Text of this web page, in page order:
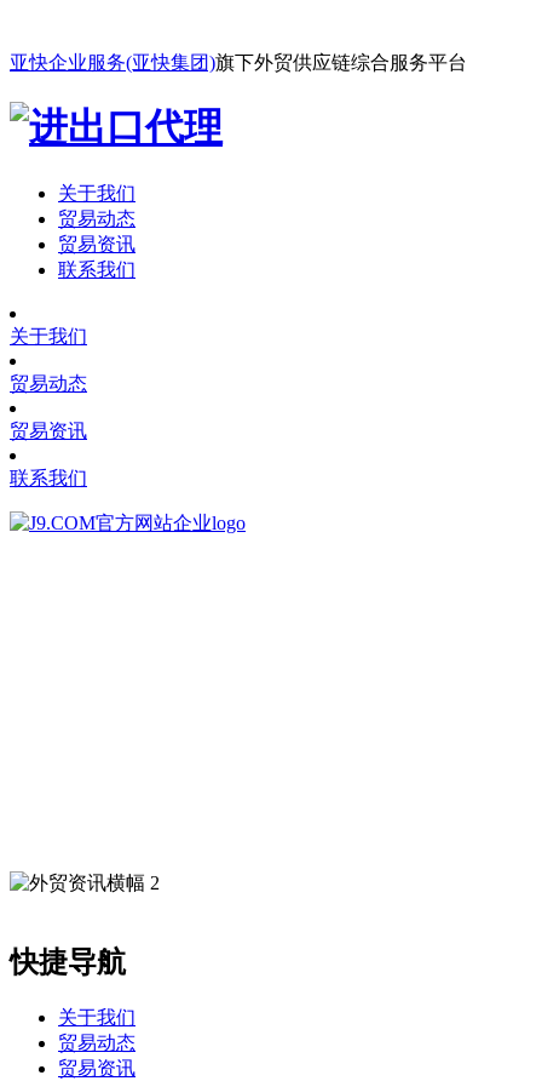
亚快企业服务(亚快集团)旗下外贸供应链综合服务平台
关于我们
贸易动态
贸易资讯
联系我们
关于我们
贸易动态
贸易资讯
联系我们
快捷导航
关于我们
贸易动态
贸易资讯